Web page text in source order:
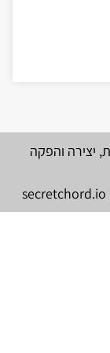
יצירה והפקה